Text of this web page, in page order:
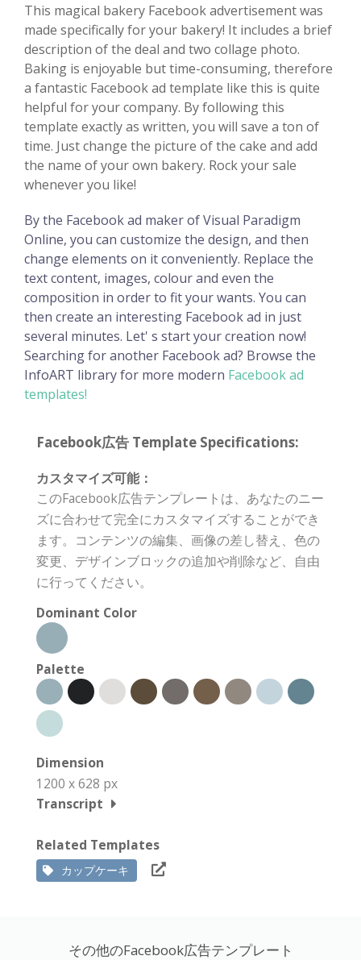
This magical bakery Facebook advertisement was
made specifically for your bakery! It includes a brief
description of the deal and two collage photo.
Baking is enjoyable but time-consuming, therefore
a fantastic Facebook ad template like this is quite
helpful for your company. By following this
template exactly as written, you will save a ton of
time. Just change the picture of the cake and add
the name of your own bakery. Rock your sale
whenever you like!
By the Facebook ad maker of Visual Paradigm
Online, you can customize the design, and then
change elements on it conveniently. Replace the
text content, images, colour and even the
composition in order to fit your wants. You can
then create an interesting Facebook ad in just
several minutes. Let' s start your creation now!
Searching for another Facebook ad? Browse the
InfoART library for more modern Facebook ad
templates!
Facebook広告 Template Specifications:
カスタマイズ可能：
このFacebook広告テンプレートは、あなたのニー
ズに合わせて完全にカスタマイズすることができ
ます。コンテンツの編集、画像の差し替え、色の
変更、デザインブロックの追加や削除など、自由
に行ってください。
Dominant Color
Palette
Dimension
1200 x 628 px
Transcript
Related Templates
カップケーキ
その他のFacebook広告テンプレート